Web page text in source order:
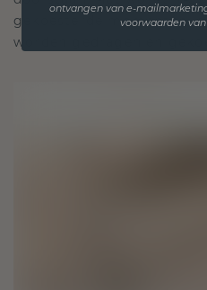
gekoesterde momenten,
worden gedragen en
ontvangen van e-
voorwaarden